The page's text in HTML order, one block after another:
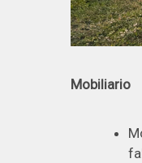
Mobiliario